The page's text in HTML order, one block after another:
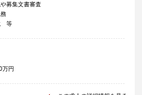
募集文書審査
等
万円